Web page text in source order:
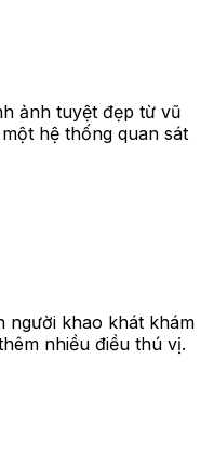
ảnh tuyệt đẹp từ vũ
hệ thống quan sát
người khao khát khám
nhiều điều thú vị.